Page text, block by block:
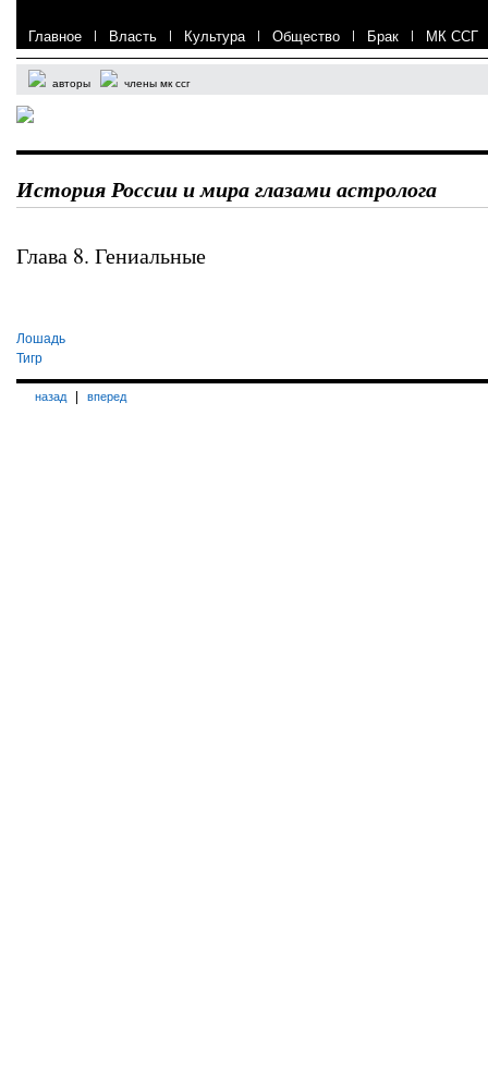
Главное | Власть | Культура | Общество | Брак | МК ССГ
авторы члены мк ссг
История России и мира глазами астролога
Глава 8. Гениальные
Лошадь
Тигр
назад вперед